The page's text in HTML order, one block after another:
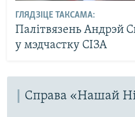
ГЛЯДЗІЦЕ ТАКСАМА:
Палітвязень Андрэй
у мэдчастку СІЗА
Справа «Нашай